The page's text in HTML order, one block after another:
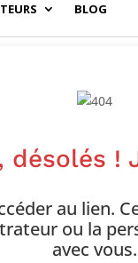
BLOG
désolés !
au lien.
ou la
avec vous.